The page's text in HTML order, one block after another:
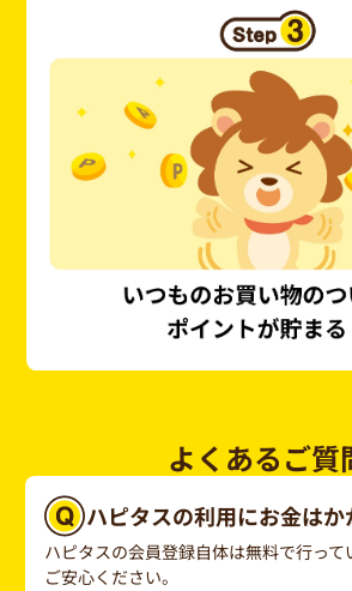
よくあるご質
ハピタスの利用にお金はか
ハピタスの会員登録自体は無料で行って
ご安心ください。